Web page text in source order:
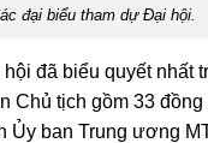
đại biểu tham dự Đại hội.
đã biểu quyết nhất
Chủ tịch gồm 33 đồng
Ủy ban Trung ương